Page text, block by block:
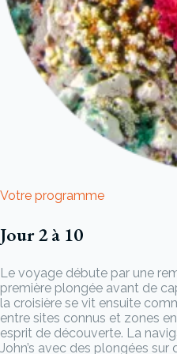
Votre programme
Jour 2 à 10
Le voyage débute par une
première plongée avant de
la croisière se vit ensuite
entre sites connus et zones
esprit de découverte. La
John’s avec des plongées